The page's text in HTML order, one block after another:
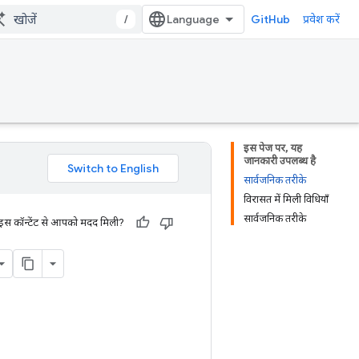
/ GitHub प्रवेश करें
इस पेज पर, यह
जानकारी उपलब्ध है
सार्वजनिक तरीके
विरासत में मिली विधियाँ
सार्वजनिक तरीके
कॉन्टेंट से आपको मदद मिली?